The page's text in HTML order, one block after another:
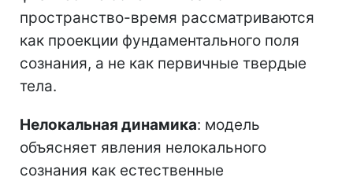
пространство-время рассматриваются
как проекции фундаментального поля
сознания, а не как первичные твердые
тела.
Нелокальная динамика: модель
объясняет явления нелокального
сознания как естественные